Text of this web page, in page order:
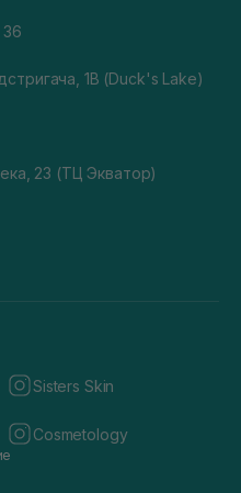
36
1В (Duck's Lake)
23 (ТЦ Экватор)
Sisters Skin
Cosmetology